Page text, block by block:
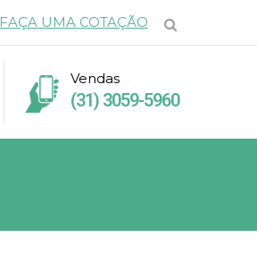
FAÇA UMA COTAÇÃO
Vendas
(31) 3059-5960